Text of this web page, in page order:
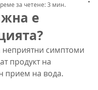
е
за четене: 3 мин.
неприятни симптоми
продукт на
прием на вода.